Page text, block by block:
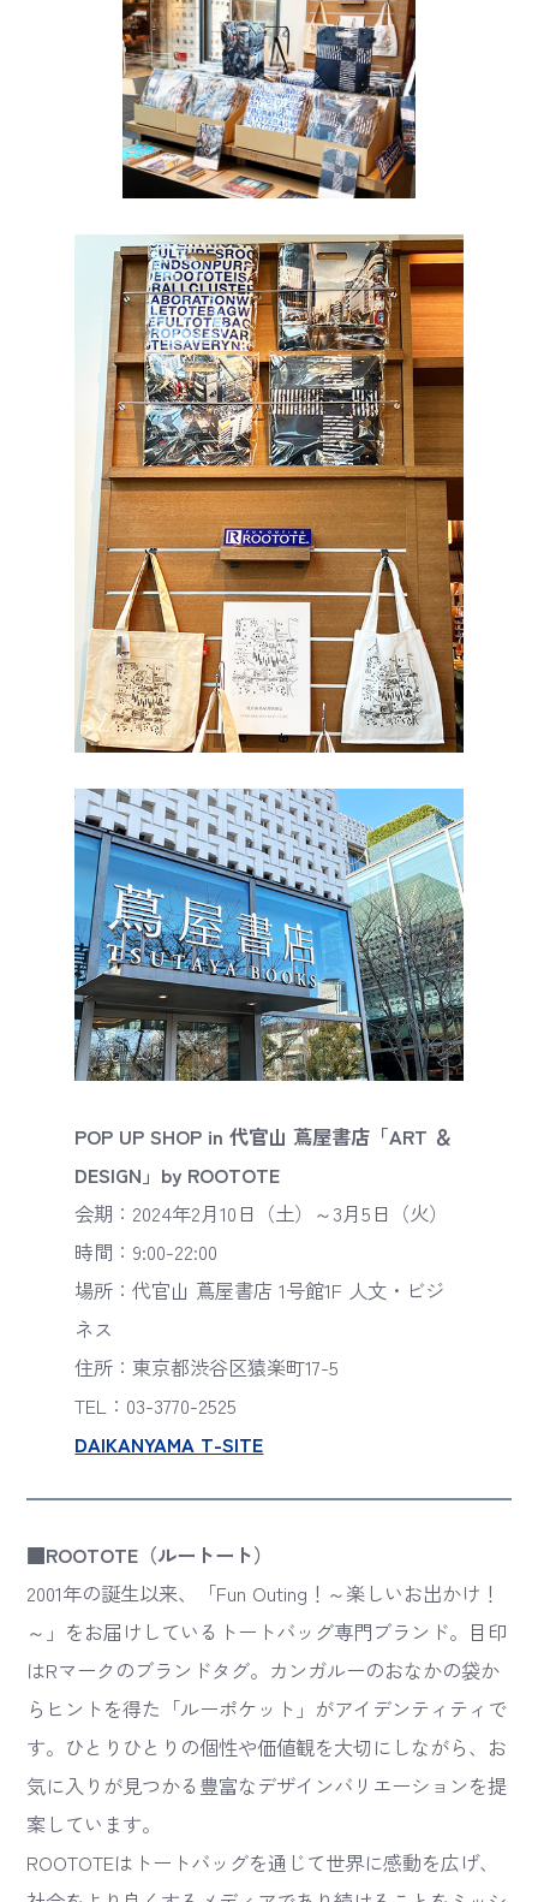
POP UP SHOP in 代官山 蔦屋書店「ART ＆
DESIGN」by ROOTOTE
会期：2024年2月10日（土）～3月5日（火）
時間：9:00-22:00
場所：代官山 蔦屋書店 1号館1F 人文・ビジ
ネス
住所：東京都渋谷区猿楽町17-5
TEL：03-3770-2525
DAIKANYAMA T-SITE
■ROOTOTE（ルートート）
2001年の誕生以来、「Fun Outing！～楽しいお出かけ！
～」をお届けしているトートバッグ専門ブランド。目印
はRマークのブランドタグ。カンガルーのおなかの袋か
らヒントを得た「ルーポケット」がアイデンティティで
す。ひとりひとりの個性や価値観を大切にしながら、お
気に入りが見つかる豊富なデザインバリエーションを提
案しています。
ROOTOTEはトートバッグを通じて世界に感動を広げ、